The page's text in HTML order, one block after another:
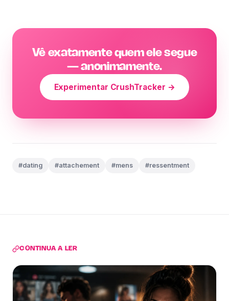
Vê exatamente quem ele segue
— anonimamente.
Experimentar CrushTracker →
#dating #attachement #mens #ressentment
CONTINUA A LER